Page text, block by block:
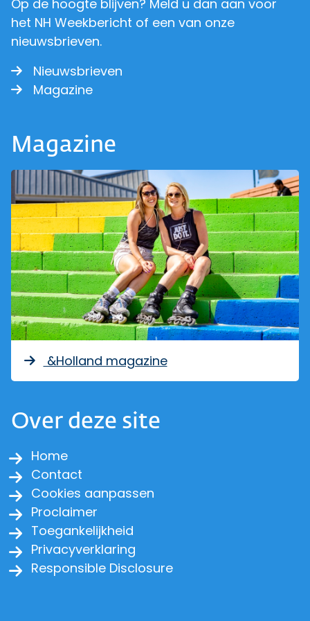
Op de hoogte blijven? Meld u dan aan voor
het NH Weekbericht of een van onze
nieuwsbrieven.
Nieuwsbrieven
Magazine
Magazine
&Holland magazine
Over deze site
Home
Contact
Cookies aanpassen
Proclaimer
Toegankelijkheid
Privacyverklaring
Responsible Disclosure